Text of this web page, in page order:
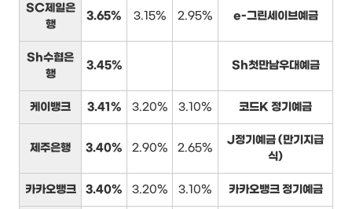
SC제일은
행
3.65% 3.15% 2.95% e-그린세이브예금
Sh수협은
행
3.45% Sh첫만남우대예금
케이뱅크 3.41% 3.20% 3.10% 코드K 정기예금
제주은행 3.40% 2.90% 2.65%
J정기예금 (만기지급
식)
카카오뱅크 3.40% 3.20% 3.10% 카카오뱅크 정기예금